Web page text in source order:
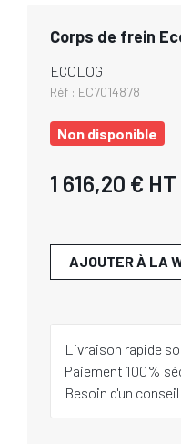
Corps de frein
ECOLOG
Réf : EC7014878
Non disponible
1 616,20 € HT
AJOUTER À LA
Livraison rapide
Paiement 100%
Besoin d'un conseil